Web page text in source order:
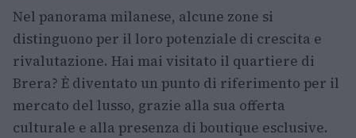
Nel panorama milanese, alcune zone si
distinguono per il loro potenziale di crescita e
rivalutazione. Hai mai visitato il quartiere di
Brera? È diventato un punto di riferimento per il
mercato del lusso, grazie alla sua offerta
culturale e alla presenza di boutique esclusive.